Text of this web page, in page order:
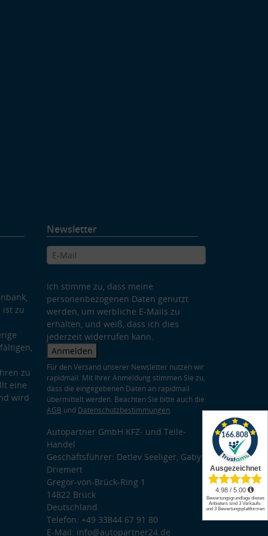
ist zu
zu
eine
wird
Newsletter
Ich stimme zu, dass meine
personenbezogenen Daten genutzt
werden, um werbliche E-Mails zu
erhalten, und weiß, dass ich dies
jederzeit widerrufen kann.
Anmelden
Für den Versand unserer Newsletter nutzen wir
rapidmail. Mit Ihrer Anmeldung stimmen Sie zu,
dass die eingegebenen Daten an rapidmail
übermittelt werden. Beachten Sie bitte auch die
AGB und Datenschutzbestimmungen.
Autopartner GmbH KFZ- und Teile-
Handel
Geschäftsführer: Detlev Seeliger, Gaby
Driemert
Gregor-von-Brück-Ring 1
14822 Brück
Deutschland
Telefon: +49 33844 67 91 80
E-Mail: info@autopartner24.de